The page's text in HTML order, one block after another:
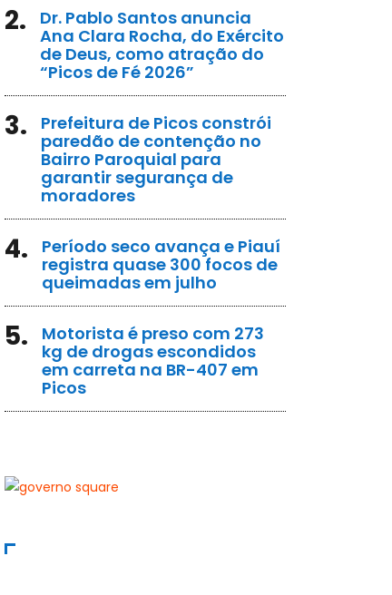
2.
Dr. Pablo Santos anuncia
Ana Clara Rocha, do Exército
de Deus, como atração do
“Picos de Fé 2026”
3.
Prefeitura de Picos constrói
paredão de contenção no
Bairro Paroquial para
garantir segurança de
moradores
4.
Período seco avança e Piauí
registra quase 300 focos de
queimadas em julho
5.
Motorista é preso com 273
kg de drogas escondidos
em carreta na BR-407 em
Picos